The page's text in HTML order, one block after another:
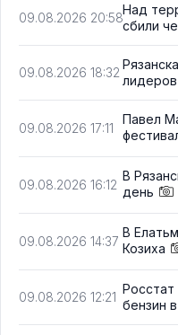
09.08.2026 20:58
Над
сбили
09.08.2026 18:32 лидеров
09.08.2026 17:11
Павел
09.08.2026 16:12
В
день
09.08.2026 14:37
В
Козиха
09.08.2026 12:21 бензин